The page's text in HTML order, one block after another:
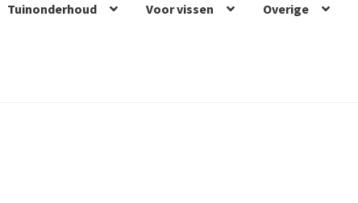
Tuinonderhoud Voor vissen Overige